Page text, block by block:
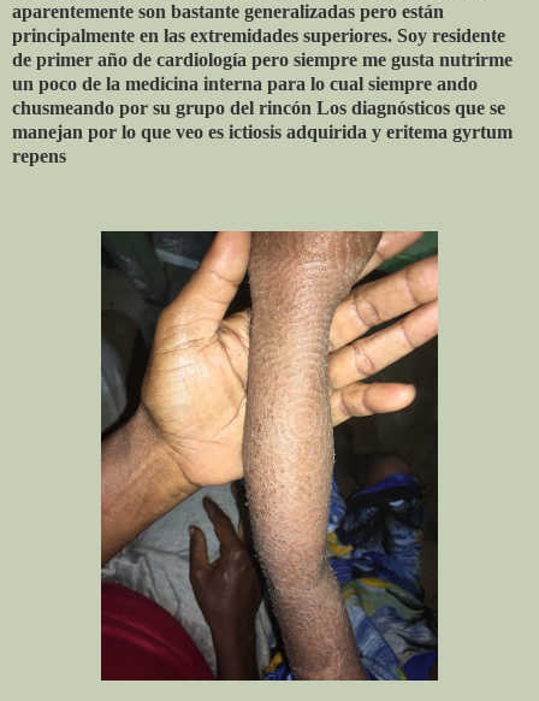
aparentemente son bastante generalizadas pero están
principalmente en las extremidades superiores. Soy residente
de primer año de cardiología pero siempre me gusta nutrirme
un poco de la medicina interna para lo cual siempre ando
chusmeando por su grupo del rincón Los diagnósticos que se
manejan por lo que veo es ictiosis adquirida y eritema gyrtum
repens